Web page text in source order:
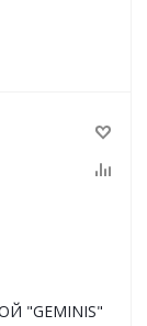
"GEMINIS"